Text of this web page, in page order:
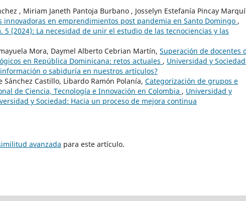
, Miriam Janeth Pantoja Burbano , Josselyn Estefanía Pincay
innovadoras en emprendimientos post pandemia en Santo Domingo ,
5 (2024): La necesidad de unir el estudio de las tecnociencias y las
Mora, Daymel Alberto Cebrian Martín, Superación de docentes
en República Dominicana: retos actuales , Universidad y
o sabiduría en nuestros artículos?
Sánchez Castillo, Libardo Ramón Polanía, Categorización de grupos e
de Ciencia, Tecnología e Innovación en Colombia , Universidad y
y Sociedad: Hacia un proceso de mejora continua
avanzada para este artículo.